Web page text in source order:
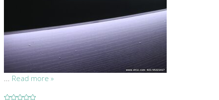
... Read more »